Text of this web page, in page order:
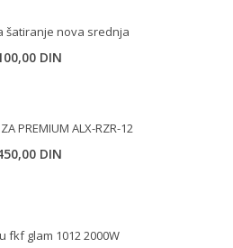
šatiranje nova srednja
DIN
PREMIUM ALX-RZR-12
DIN.
DIN
fkf glam 1012 2000W